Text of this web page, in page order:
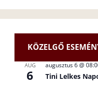
KÖZELGŐ
AUG
6
augusztus 6 @
Tini Lelkes